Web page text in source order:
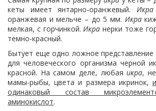
кеты имеет янтарно-оранжевый.
оранжевая и мельче – до 5 мм. Икра
мелкая, с горчинкой.Икра нерки тоже
темно-красный.
Бытует еще одно ложное
для человеческого организма черной
красной. На самом деле, любаяикра,
мамы-рыбы, цвета и размера икринок,
одинаковый состав
аминокислот.